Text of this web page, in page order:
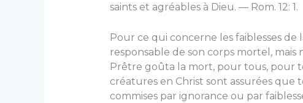
saints et agréables à Dieu. — Rom. 12: 1.
Pour ce qui concerne les faiblesses
responsable de son corps mortel, mais
Prêtre goûta la mort, pour tous, pour
créa­tures en Christ sont assurées que
commises par ignorance ou par